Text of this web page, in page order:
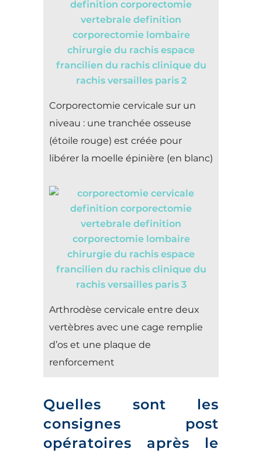
Corporectomie cervicale sur un
niveau : une tranchée osseuse
(étoile rouge) est créée pour
libérer la moelle épinière (en blanc)
Arthrodèse cervicale entre deux
vertèbres avec une cage remplie
d’os et une plaque de
renforcement
Quelles sont les
consignes post
opératoires après le